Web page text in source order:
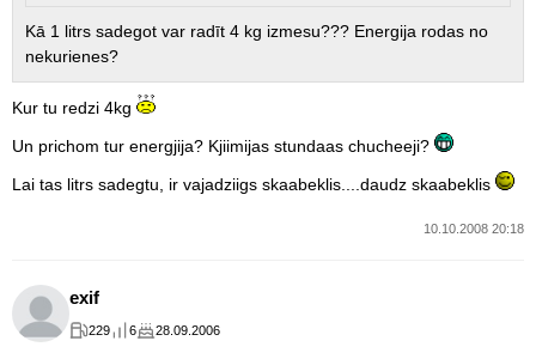
Kā 1 litrs sadegot var radīt 4 kg izmesu??? Energija rodas no
nekurienes?
Kur tu redzi 4kg
Un prichom tur energjija? Kjiimijas stundaas chucheeji?
Lai tas litrs sadegtu, ir vajadziigs skaabeklis....daudz skaabeklis
10.10.2008 20:18
exif
229 6 28.09.2006